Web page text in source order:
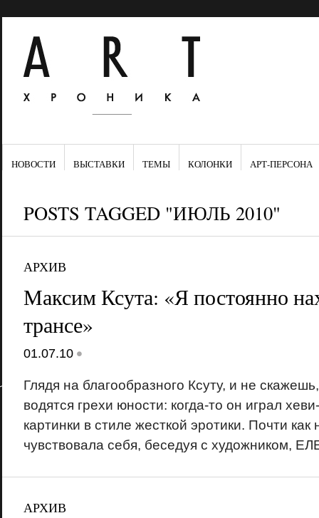
НОВОСТИ ВЫСТАВКИ ТЕМЫ КОЛОНКИ АРТ-ПЕРСОНА
POSTS TAGGED "ИЮЛЬ 2010"
АРХИВ
Максим Ксута: «Я постоянно
трансе»
01.07.10 •
Глядя на благообразного Ксуту, и не
водятся грехи юности: когда-то он играл
картинки в стиле жесткой эротики. Почти как
чувствовала себя, беседуя с художником,
АРХИВ